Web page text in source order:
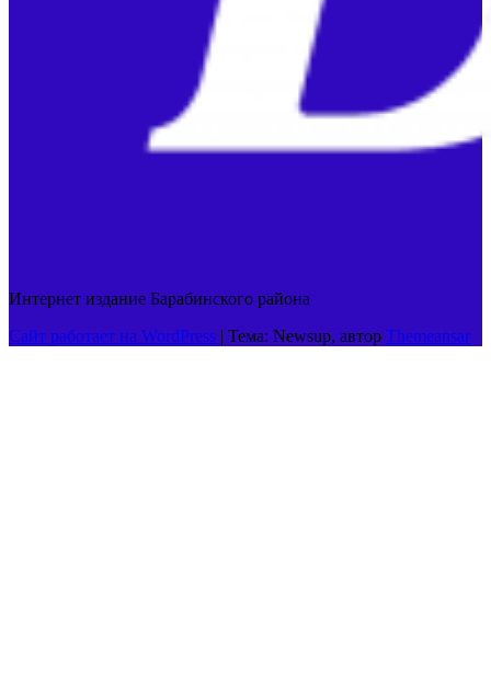
Интернет издание Барабинского района
Сайт работает на WordPress | Тема: Newsup, автор Themeansar